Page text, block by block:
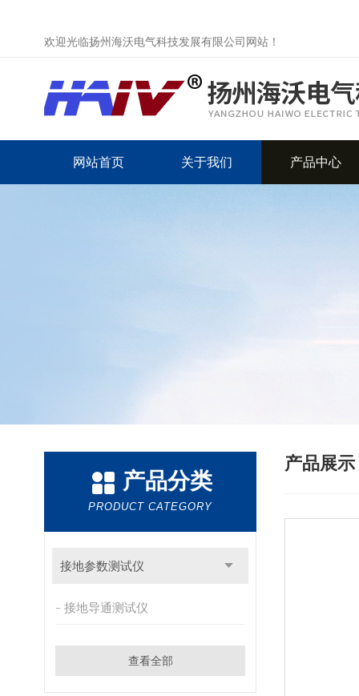
欢迎光临扬州海沃电气科技发展有限公司网站！
网站首页 关于我们 产品中心
产品分类
PRODUCT CATEGORY
接地参数测试仪
接地导通测试仪
查看全部
产品展示